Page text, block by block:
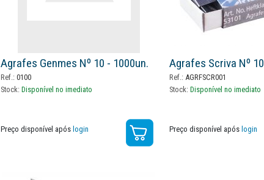
Agrafes Genmes Nº 10 - 1000un.
Ref.:0100
Stock: Disponível no imediato
Preço disponível após login
Agrafes Scriva Nº 10
Ref.:AGRFSCR001
Stock: Disponível no imediato
Preço disponível após login